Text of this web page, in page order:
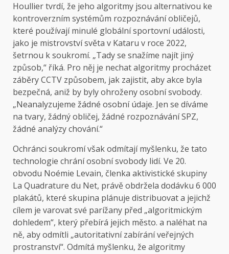
Houllier tvrdí, že jeho algoritmy jsou alternativou ke
kontroverzním systémům rozpoznávání obličejů,
které používají minulé globální sportovní události,
jako je mistrovství světa v Kataru v roce 2022,
šetrnou k soukromí. „Tady se snažíme najít jiný
způsob,“ říká. Pro něj je nechat algoritmy procházet
záběry CCTV způsobem, jak zajistit, aby akce byla
bezpečná, aniž by byly ohroženy osobní svobody.
„Neanalyzujeme žádné osobní údaje. Jen se díváme
na tvary, žádný obličej, žádné rozpoznávání SPZ,
žádné analýzy chování.“
Ochránci soukromí však odmítají myšlenku, že tato
technologie chrání osobní svobody lidí. Ve 20.
obvodu Noémie Levain, členka aktivistické skupiny
La Quadrature du Net, právě obdržela dodávku 6 000
plakátů, které skupina plánuje distribuovat a jejichž
cílem je varovat své parížany před „algoritmickým
dohledem“, který přebírá jejich město. a naléhat na
ně, aby odmítli „autoritativní zabírání veřejných
prostranství“. Odmítá myšlenku, že algoritmy